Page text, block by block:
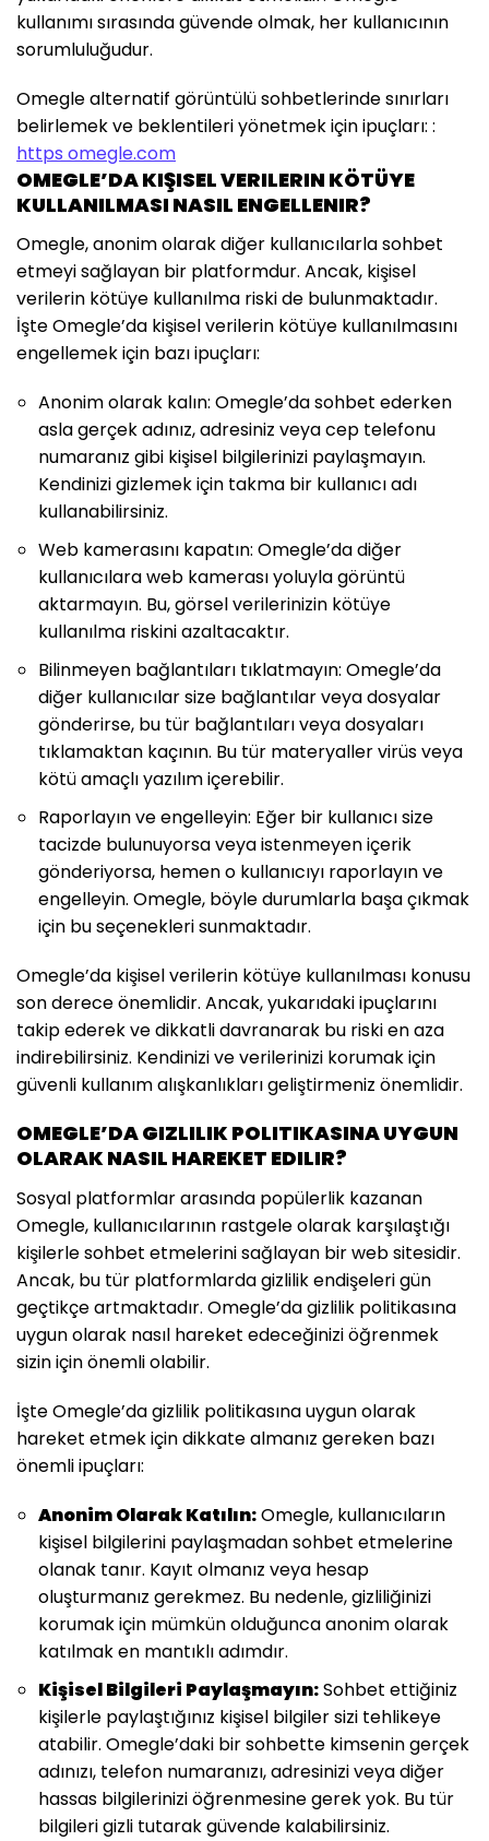
kullanımı sırasında güvende olmak, her kullanıcının
sorumluluğudur.
Omegle alternatif görüntülü sohbetlerinde sınırları
belirlemek ve beklentileri yönetmek için ipuçları: :
https omegle.com
OMEGLE’DA KIŞISEL VERILERIN KÖTÜYE
KULLANILMASI NASIL ENGELLENIR?
Omegle, anonim olarak diğer kullanıcılarla sohbet
etmeyi sağlayan bir platformdur. Ancak, kişisel
verilerin kötüye kullanılma riski de bulunmaktadır.
İşte Omegle’da kişisel verilerin kötüye kullanılmasını
engellemek için bazı ipuçları:
Anonim olarak kalın: Omegle’da sohbet ederken
asla gerçek adınız, adresiniz veya cep telefonu
numaranız gibi kişisel bilgilerinizi paylaşmayın.
Kendinizi gizlemek için takma bir kullanıcı adı
kullanabilirsiniz.
Web kamerasını kapatın: Omegle’da diğer
kullanıcılara web kamerası yoluyla görüntü
aktarmayın. Bu, görsel verilerinizin kötüye
kullanılma riskini azaltacaktır.
Bilinmeyen bağlantıları tıklatmayın: Omegle’da
diğer kullanıcılar size bağlantılar veya dosyalar
gönderirse, bu tür bağlantıları veya dosyaları
tıklamaktan kaçının. Bu tür materyaller virüs veya
kötü amaçlı yazılım içerebilir.
Raporlayın ve engelleyin: Eğer bir kullanıcı size
tacizde bulunuyorsa veya istenmeyen içerik
gönderiyorsa, hemen o kullanıcıyı raporlayın ve
engelleyin. Omegle, böyle durumlarla başa çıkmak
için bu seçenekleri sunmaktadır.
Omegle’da kişisel verilerin kötüye kullanılması konusu
son derece önemlidir. Ancak, yukarıdaki ipuçlarını
takip ederek ve dikkatli davranarak bu riski en aza
indirebilirsiniz. Kendinizi ve verilerinizi korumak için
güvenli kullanım alışkanlıkları geliştirmeniz önemlidir.
OMEGLE’DA GIZLILIK POLITIKASINA UYGUN
OLARAK NASIL HAREKET EDILIR?
Sosyal platformlar arasında popülerlik kazanan
Omegle, kullanıcılarının rastgele olarak karşılaştığı
kişilerle sohbet etmelerini sağlayan bir web sitesidir.
Ancak, bu tür platformlarda gizlilik endişeleri gün
geçtikçe artmaktadır. Omegle’da gizlilik politikasına
uygun olarak nasıl hareket edeceğinizi öğrenmek
sizin için önemli olabilir.
İşte Omegle’da gizlilik politikasına uygun olarak
hareket etmek için dikkate almanız gereken bazı
önemli ipuçları:
Anonim Olarak Katılın:Omegle, kullanıcıların
kişisel bilgilerini paylaşmadan sohbet etmelerine
olanak tanır. Kayıt olmanız veya hesap
oluşturmanız gerekmez. Bu nedenle, gizliliğinizi
korumak için mümkün olduğunca anonim olarak
katılmak en mantıklı adımdır.
Kişisel Bilgileri Paylaşmayın:Sohbet ettiğiniz
kişilerle paylaştığınız kişisel bilgiler sizi tehlikeye
atabilir. Omegle’daki bir sohbette kimsenin gerçek
adınızı, telefon numaranızı, adresinizi veya diğer
hassas bilgilerinizi öğrenmesine gerek yok. Bu tür
bilgileri gizli tutarak güvende kalabilirsiniz.